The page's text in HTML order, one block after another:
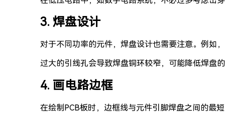
3. 焊盘设计
对于不同功率的元件，焊盘设计也需要注意。例如
过大的引线孔会导致焊盘铜环较窄，可能降低焊盘
4. 画电路边框
在绘制PCB板时，边框线与元件引脚焊盘之间的最